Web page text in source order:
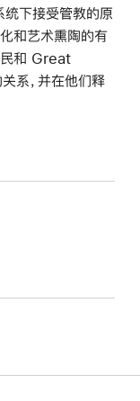
下接受管教的原
和艺术熏陶的有
民和 Great
系，并在他们释